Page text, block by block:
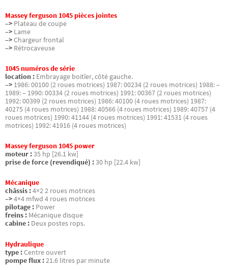
Massey ferguson 1045 pièces jointes
–> Plateau de coupe
–> Lame
–>Chargeur frontal
–> Rétrocaveuse
1045 numéros de série
location : Embrayage boitîer, côté gauche.
–> 1986: 00100 (2 roues motrices) 1987: 00234 (2 roues motrices) 1988: –
1989: – 1990: 00334 (2 roues motrices) 1991: 00367 (2 roues motrices)
1992: 00399 (2 roues motrices) 1986: 40100 (4 roues motrices) 1987:
40275 (4 roues motrices) 1988: 40566 (4 roues motrices) 1989: 40757 (4
roues motrices) 1990: 41144 (4 roues motrices) 1991: 41531 (4 roues
motrices) 1992: 41916 (4 roues motrices)
Massey ferguson 1045 power
moteur :35 hp [26.1 kw]
prise de force (revendiqué) :30 hp [22.4 kw]
Mécanique
châssis :4×2 2 roues motrices
–>4×4 mfwd 4 roues motrices
pilotage : Power
freins : Mécanique disque
cabine : Deux postes rops.
Hydraulique
type :Centre ouvert
pompe flux :21.6 litres par minute